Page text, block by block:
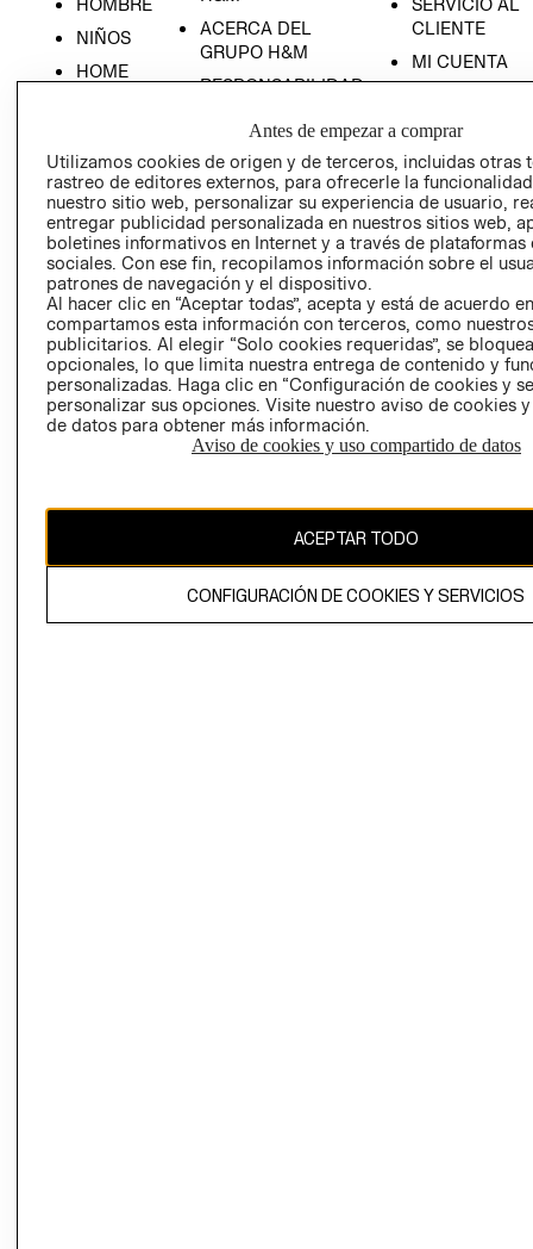
NIÑOS
HOME
ACERCA DEL
GRUPO H&M
RESPONSABILIDAD
PRENSA
RELACIÓN CON
INVERSIONISTAS
POLÍTICA
EMPRESARIAL
CLIENTE
MI CUENTA
- RETIRO EN
TIENDA
TÉRMINOS Y
CONDICIONES
PRIVACIDAD
GIFT CARD
AVISO DE
COOKIES
Uruguay ($U)
Antes de empezar a comprar
Utilizamos cookies de origen y de terceros, incluidas otras
rastreo de editores externos, para ofrecerle la
nuestro sitio web, personalizar su experiencia de usuario,
entregar publicidad personalizada en nuestros sitios web,
boletines informativos en Internet y a través de plataformas
sociales. Con ese fin, recopilamos información sobre el
patrones de navegación y el dispositivo.
Al hacer clic en “Aceptar todas”, acepta y está de acuerdo
compartamos esta información con terceros, como
publicitarios. Al elegir “Solo cookies requeridas”, se
opcionales, lo que limita nuestra entrega de contenido y
personalizadas. Haga clic en “Configuración de cookies y
personalizar sus opciones. Visite nuestro aviso de cookies
de datos para obtener más información.
Aviso de cookies y uso compartido de datos
ACEPTAR TODO
CONFIGURACIÓN DE COOKIES Y SERVICIOS